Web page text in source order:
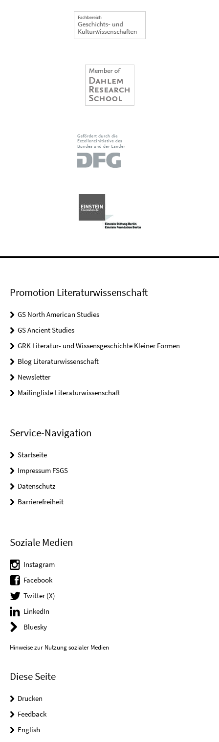
Promotion Literaturwissenschaft
GS North American Studies
GS Ancient Studies
GRK Literatur- und Wissensgeschichte Kleiner Formen
Blog Literaturwissenschaft
Newsletter
Mailingliste Literaturwissenschaft
Service-Navigation
Startseite
Impressum FSGS
Datenschutz
Barrierefreiheit
Soziale Medien
Instagram
Facebook
Twitter (X)
LinkedIn
Bluesky
Hinweise zur Nutzung sozialer Medien
Diese Seite
Drucken
Feedback
English